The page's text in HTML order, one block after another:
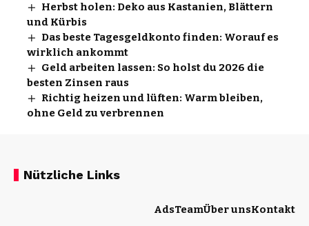
Herbst holen: Deko aus Kastanien, Blättern
und Kürbis
Das beste Tagesgeldkonto finden: Worauf es
wirklich ankommt
Geld arbeiten lassen: So holst du 2026 die
besten Zinsen raus
Richtig heizen und lüften: Warm bleiben,
ohne Geld zu verbrennen
Nützliche Links
AdsTeamÜber unsKontakt